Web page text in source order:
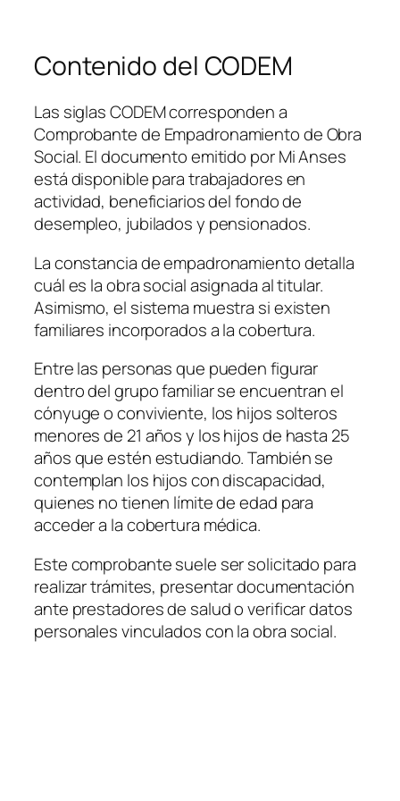
Contenido del CODEM
Las siglas CODEM corresponden a
Comprobante de Empadronamiento de Obra
Social. El documento emitido por Mi Anses
está disponible para trabajadores en
actividad, beneficiarios del fondo de
desempleo, jubilados y pensionados.
La constancia de empadronamiento detalla
cuál es la obra social asignada al titular.
Asimismo, el sistema muestra si existen
familiares incorporados a la cobertura.
Entre las personas que pueden figurar
dentro del grupo familiar se encuentran el
cónyuge o conviviente, los hijos solteros
menores de 21 años y los hijos de hasta 25
años que estén estudiando. También se
contemplan los hijos con discapacidad,
quienes no tienen límite de edad para
acceder a la cobertura médica.
Este comprobante suele ser solicitado para
realizar trámites, presentar documentación
ante prestadores de salud o verificar datos
personales vinculados con la obra social.